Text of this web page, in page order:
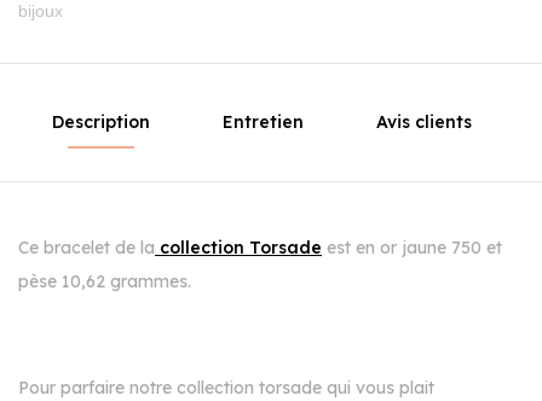
bijoux
Description Entretien Avis clients
Ce bracelet de la collection Torsade est en or jaune 750 et
pèse 10,62 grammes.
Pour parfaire notre collection torsade qui vous plait